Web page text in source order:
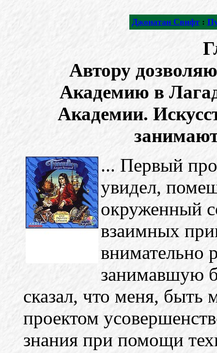
Джонатан Свифт:
Автору
Академию в
Академии.
... Первый
увидел,
окруженный
взаимных
внимательно
занимавшую
сказал, что меня, быть
проектом
знания при помощи